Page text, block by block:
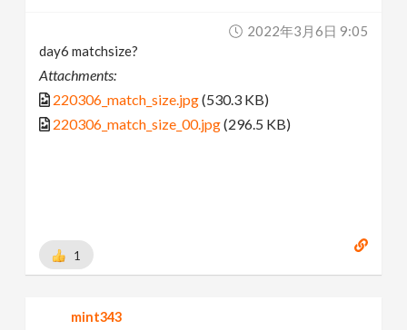
2022年3月6日 9:05
day6 matchsize?
Attachments:
220306_match_size.jpg(530.3 KB)
220306_match_size_00.jpg(296.5 KB)
1
mint343